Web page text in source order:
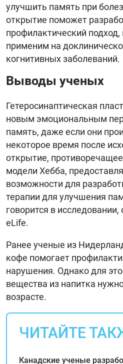
улучшить память при
открытие поможет
профилактический
применим на
когнитивных заболеваний.
Выводы ученых
Гетеросинаптическая
новым эмоциональным
память, даже если они
некоторое время после
открытие,
модели Хебба,
возможности для
терапии для улучшения
говорится в
eLife.
Ранее ученые из
кофе помогает
нарушения. Однако для
вещества из напитка
возрасте.
ЧИТАЙТЕ
Канадские ученые